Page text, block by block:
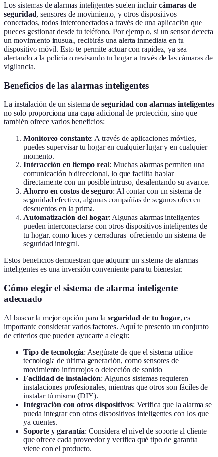
Los sistemas de alarmas inteligentes suelen incluircámaras de
seguridad, sensores de movimiento, y otros dispositivos
conectados, todos interconectados a través de una aplicación que
puedes gestionar desde tu teléfono. Por ejemplo, si un sensor detecta
un movimiento inusual, recibirás una alerta inmediata en tu
dispositivo móvil. Esto te permite actuar con rapidez, ya sea
alertando a la policía o revisando tu hogar a través de las cámaras de
vigilancia.
Beneficios de las alarmas inteligentes
La instalación de un sistema de seguridad con alarmas inteligentes
no solo proporciona una capa adicional de protección, sino que
también ofrece varios beneficios:
Monitoreo constante: A través de aplicaciones móviles,
puedes supervisar tu hogar en cualquier lugar y en cualquier
momento.
Interacción en tiempo real: Muchas alarmas permiten una
comunicación bidireccional, lo que facilita hablar
directamente con un posible intruso, desalentando su avance.
Ahorro en costos de seguro: Al contar con un sistema de
seguridad efectivo, algunas compañías de seguros ofrecen
descuentos en la prima.
Automatización del hogar: Algunas alarmas inteligentes
pueden interconectarse con otros dispositivos inteligentes de
tu hogar, como luces y cerraduras, ofreciendo un sistema de
seguridad integral.
Estos beneficios demuestran que adquirir un sistema de alarmas
inteligentes es una inversión conveniente para tu bienestar.
Cómo elegir el sistema de alarma inteligente
adecuado
Al buscar la mejor opción para la seguridad de tu hogar, es
importante considerar varios factores. Aquí te presento un conjunto
de criterios que pueden ayudarte a elegir:
Tipo de tecnología: Asegúrate de que el sistema utilice
tecnología de última generación, como sensores de
movimiento infrarrojos o detección de sonido.
Facilidad de instalación: Algunos sistemas requieren
instalaciones profesionales, mientras que otros son fáciles de
instalar tú mismo (DIY).
Integración con otros dispositivos: Verifica que la alarma se
pueda integrar con otros dispositivos inteligentes con los que
ya cuentes.
Soporte y garantía: Considera el nivel de soporte al cliente
que ofrece cada proveedor y verifica qué tipo de garantía
viene con el producto.